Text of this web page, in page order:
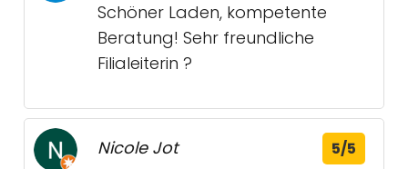
Schöner Laden, kompetente
Beratung! Sehr freundliche
Filialeiterin ?
Nicole Jot 5/5